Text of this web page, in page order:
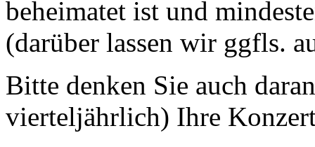
beheimatet ist und
(darüber lassen wir ggfls.
Bitte denken Sie auch
vierteljährlich) Ihre